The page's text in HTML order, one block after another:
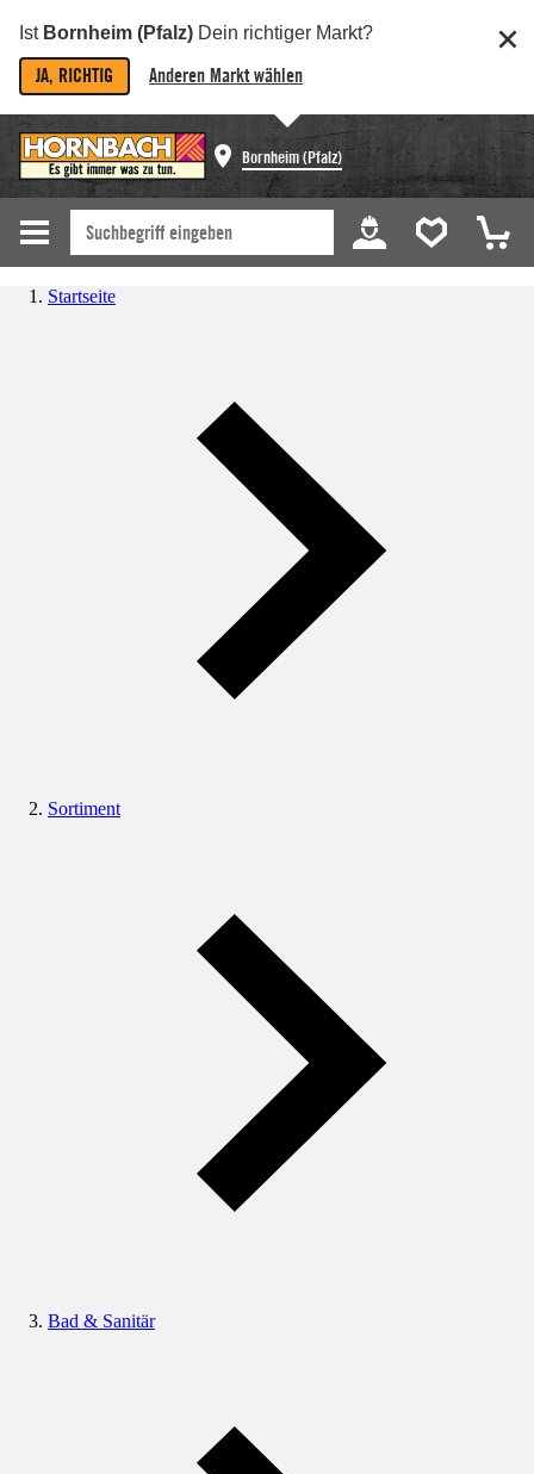
Ist Bornheim (Pfalz) Dein richtiger Markt?
JA, RICHTIG Anderen Markt wählen
Bornheim (Pfalz)
Startseite
Sortiment
Bad & Sanitär